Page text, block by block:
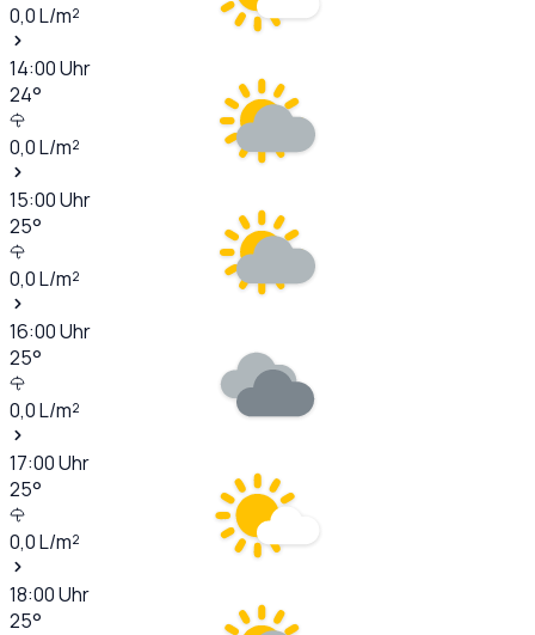
0,0L/m²
14:00Uhr
24°
0,0L/m²
15:00Uhr
25°
0,0L/m²
16:00Uhr
25°
0,0L/m²
17:00Uhr
25°
0,0L/m²
18:00Uhr
25°